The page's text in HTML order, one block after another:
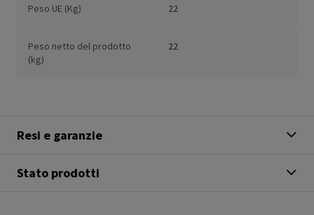
Peso UE (Kg) 22
Peso netto del prodotto
(kg)
22
Resi e garanzie
Stato prodotti